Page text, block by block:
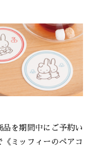
を期間中にご予約い
ミッフィーのペアコ